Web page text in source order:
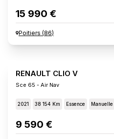
15 990 €
Poitiers (86)
RENAULT CLIO V
Sce 65 - Air Nav
2021 38 154 Km Essence Manuelle
9 590 €